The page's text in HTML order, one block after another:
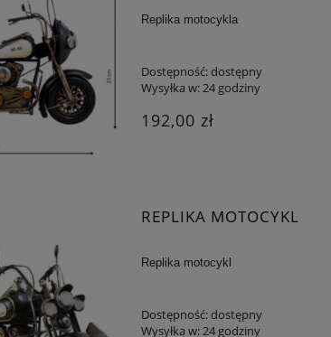
Replika motocykla
Dostępność:dostępny
Wysyłka w:24 godziny
192,00 zł
REPLIKA MOTOCYKL
Replika motocykl
Dostępność:dostępny
Wysyłka w:24 godziny